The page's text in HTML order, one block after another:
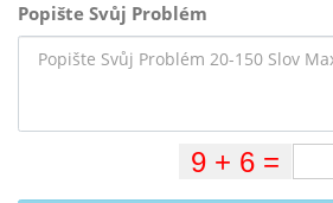
Popište Svůj Problém